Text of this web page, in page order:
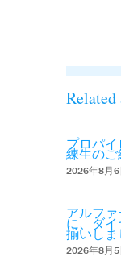
プロパイ
練生のご
2026年8月6
アルフ
に、ダ
揃いしま
2026年8月5